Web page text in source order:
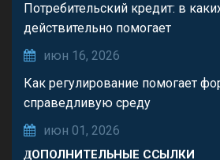
Потребительский кредит: в
действительно помогает
июн 16, 2026
Как регулирование помогает
справедливую среду
июн 01, 2026
ДОПОЛНИТЕЛЬНЫЕ ССЫЛКИ